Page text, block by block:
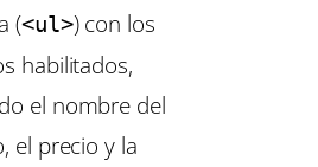
(<ul>) con los
habilitados,
el nombre del
el precio y la